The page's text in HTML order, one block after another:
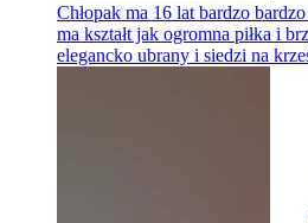
Chłopak ma 16 lat bardzo
ma kształt jak ogromna piłka i
elegancko ubrany i siedzi na